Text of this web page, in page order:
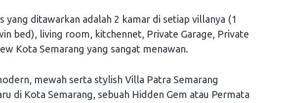
yang ditawarkan adalah 2 kamar di setiap villanya (1
bed), living room, kitchennet, Private Garage, Private
Kota Semarang yang sangat menawan.
mewah serta stylish Villa Patra Semarang
di Kota Semarang, sebuah Hidden Gem atau Permata